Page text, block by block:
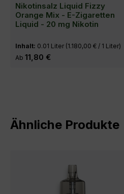
Nikotinsalz Liquid Fizzy
Orange Mix - E-Zigaretten
Liquid - 20 mg Nikotin
Inhalt: 0.01 Liter (1.180,00 € / 1 Liter)
Regulärer Preis:
Ab11,80 €
Produktgalerie überspringen
Ähnliche Produkte